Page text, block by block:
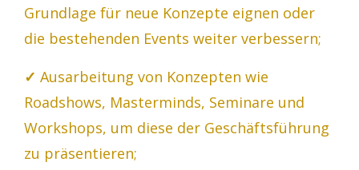
Grundlage für neue Konzepte eignen oder
die bestehenden Events weiter verbessern;
✓ Ausarbeitung von Konzepten wie
Roadshows, Masterminds, Seminare und
Workshops, um diese der Geschäftsführung
zu präsentieren;